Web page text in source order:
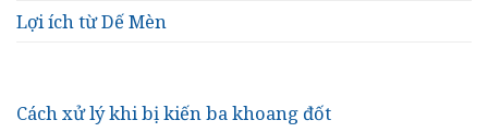
Lợi ích từ Dế Mèn
Cách xử lý khi bị kiến ba khoang đốt